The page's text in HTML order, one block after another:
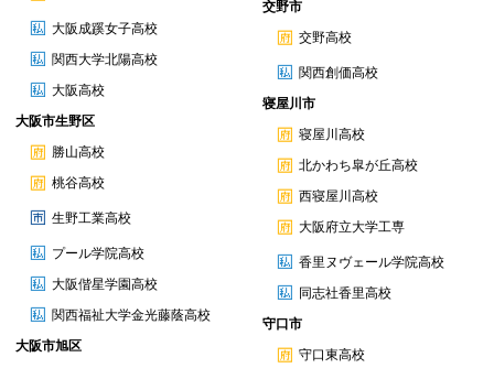
大阪成蹊女子高校
関西大学北陽高校
大阪高校
大阪市生野区
勝山高校
桃谷高校
生野工業高校
プール学院高校
大阪偕星学園高校
関西福祉大学金光藤蔭高校
大阪市旭区
交野市
交野高校
関西創価高校
寝屋川市
寝屋川高校
北かわち皐が丘高校
西寝屋川高校
大阪府立大学工専
香里ヌヴェール学院高校
同志社香里高校
守口市
守口東高校